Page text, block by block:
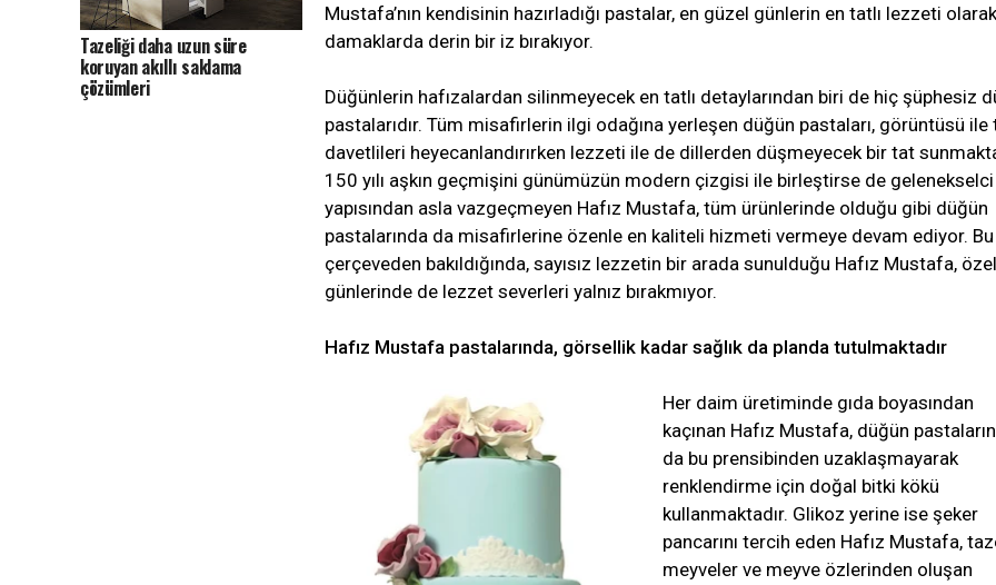
Tazeliği daha uzun süre
koruyan akıllı saklama
çözümleri
Mustafa’nın kendisinin hazırladığı pastalar, en güzel günlerin en tatlı lezzeti olarak
damaklarda derin bir iz bırakıyor.
Düğünlerin hafızalardan silinmeyecek en tatlı detaylarından biri de hiç şüphesiz
pastalarıdır. Tüm misafirlerin ilgi odağına yerleşen düğün pastaları, görüntüsü ile
davetlileri heyecanlandırırken lezzeti ile de dillerden düşmeyecek bir tat
150 yılı aşkın geçmişini günümüzün modern çizgisi ile birleştirse de gelenekselci
yapısından asla vazgeçmeyen Hafız Mustafa, tüm ürünlerinde olduğu gibi düğün
pastalarında da misafirlerine özenle en kaliteli hizmeti vermeye devam ediyor. Bu
çerçeveden bakıldığında, sayısız lezzetin bir arada sunulduğu Hafız Mustafa, özel
günlerinde de lezzet severleri yalnız bırakmıyor.
Hafız Mustafa pastalarında, görsellik kadar sağlık da planda tutulmaktadır
Her daim üretiminde gıda boyasından
kaçınan Hafız Mustafa, düğün
da bu prensibinden uzaklaşmayarak
renklendirme için doğal bitki kökü
kullanmaktadır. Glikoz yerine ise şeker
pancarını tercih eden Hafız Mustafa,
meyveler ve meyve özlerinden oluşan